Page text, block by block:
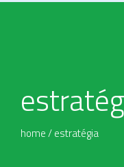
home/estratégia